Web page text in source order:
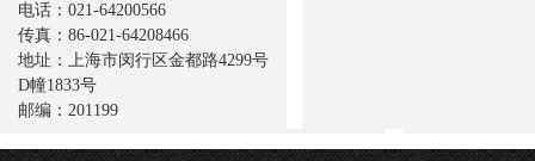
电话：021-64200566
传真：86-021-64208466
地址：上海市闵行区金都路4299号
D幢1833号
邮编：201199